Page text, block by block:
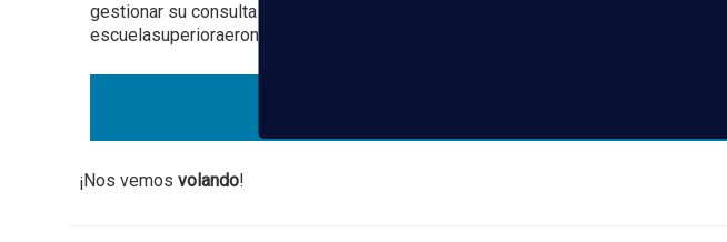
gestionar su consulta y darle respuesta. Puede ejercer sus derechos de
escuelasuperioraeronautica.com. Para más información, por favor, consulte nuestra
¡Nos vemosvolando!